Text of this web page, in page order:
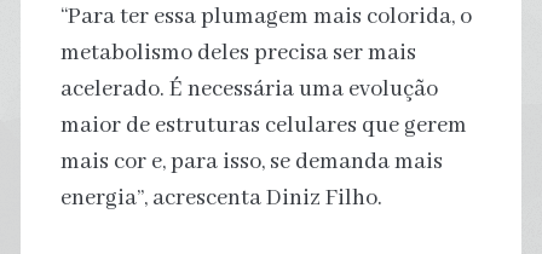
“Para ter essa plumagem mais colorida, o
metabolismo deles precisa ser mais
acelerado. É necessária uma evolução
maior de estruturas celulares que gerem
mais cor e, para isso, se demanda mais
energia”, acrescenta Diniz Filho.